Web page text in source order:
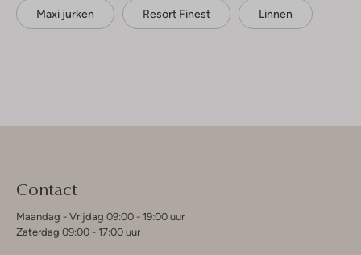
Maxi jurken Resort Finest Linnen
Contact
Maandag - Vrijdag 09:00 - 19:00 uur
Zaterdag 09:00 - 17:00 uur